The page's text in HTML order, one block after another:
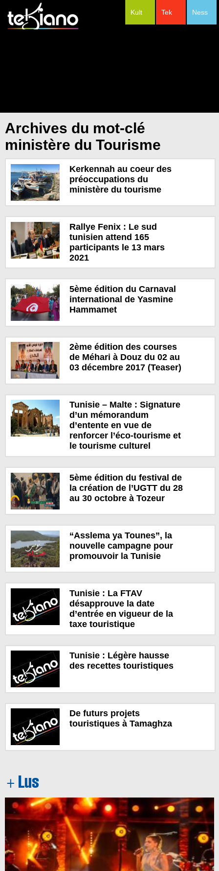
Ness
Tek
Kult
Archives du mot-clé
ministère du Tourisme
Kerkennah au coeur des
préoccupations du
ministère du tourisme
Rallye Fenix : Le sud
tunisien attend 165
participants le 13 mars
2021
5ème édition du Carnaval
international de Yasmine
Hammamet
2ème édition des courses
de Méhari à Douz du 02 au
03 décembre 2017 (Teaser)
Tunisie – Malte : Signature
d’un mémorandum
d’entente en vue de
renforcer l’éco-tourisme et
le tourisme culturel
5ème édition du festival de
la création de l’UGTT du 28
au 30 octobre à Tozeur
“Asslema ya Tounes”, la
nouvelle campagne pour
promouvoir la Tunisie
Tunisie : La FTAV
désapprouve la date
d’entrée en vigueur de la
taxe touristique
Tunisie : Légère hausse
des recettes touristiques
De futurs projets
touristiques à Tamaghza